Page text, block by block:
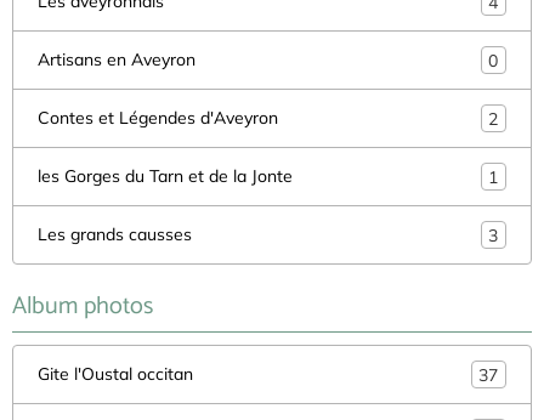
Artisans en Aveyron 0
Contes et Légendes d'Aveyron 2
les Gorges du Tarn et de la Jonte 1
Les grands causses 3
Album photos
Gite l'Oustal occitan 37